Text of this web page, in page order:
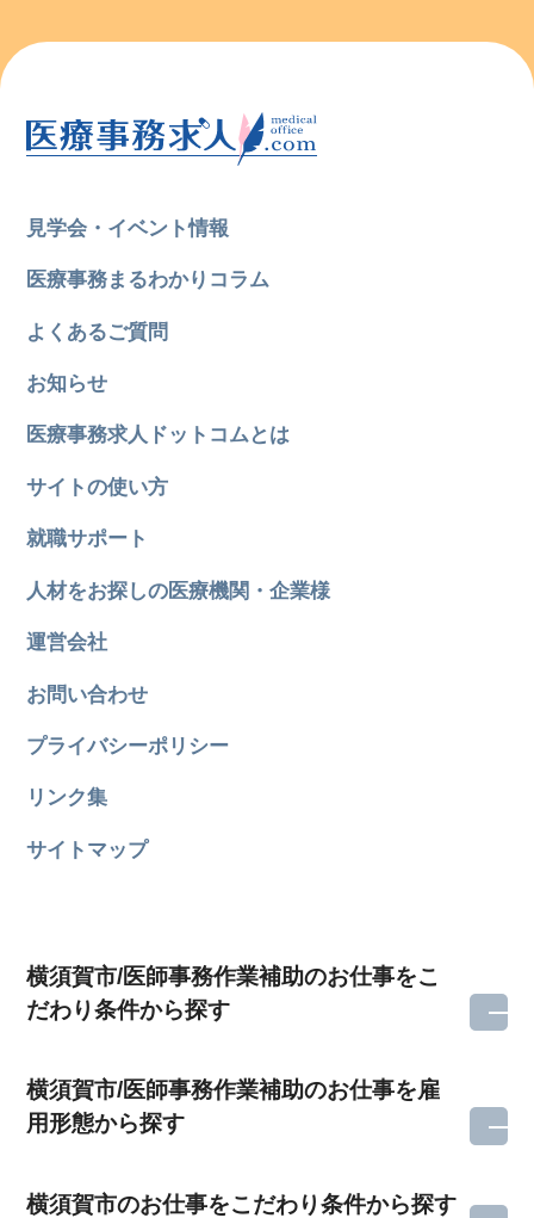
見学会・イベント情報
医療事務まるわかりコラム
よくあるご質問
お知らせ
医療事務求人ドットコムとは
サイトの使い方
就職サポート
人材をお探しの医療機関・企業様
運営会社
お問い合わせ
プライバシーポリシー
リンク集
サイトマップ
横須賀市/医師事務作業補助のお仕事をこ
だわり条件から探す
横須賀市/医師事務作業補助のお仕事を雇
用形態から探す
横須賀市のお仕事をこだわり条件から探す